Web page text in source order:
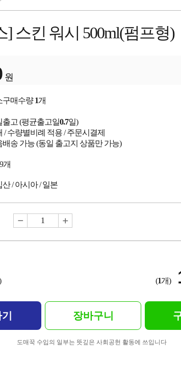
] 스킨 워시 500ml(펌프형)
원
구매수량1개
출고 (평균출고일0.7일)
/ 수량별비례 적용 / 주문시결제
배송 가능 (동일 출고지 상품만 가능)
개
산 / 아시아 / 일본
(1개)
장바구니
도매꾹 수입의 일부는 뜻깊은 사회공헌 활동에 쓰입니다